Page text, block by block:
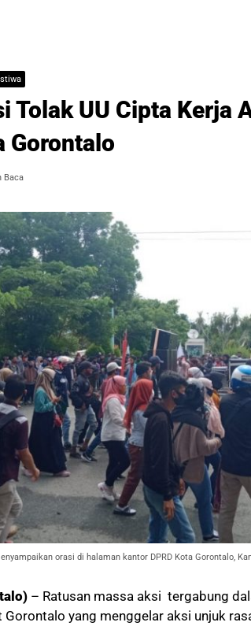
Tolak UU Cipta Kerja
Gorontalo
Baca
orasi di halaman kantor DPRD Kota Gorontalo,
– Ratusan massa aksi tergabung
yang menggelar aksi unjuk